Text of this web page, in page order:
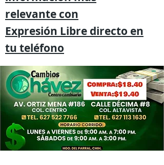
relevante con
Expresión Libre directo en
tu teléfono